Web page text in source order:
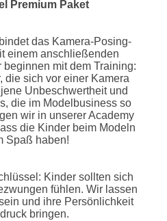
Premium Paket
das Kamera-Posing-
einem anschließenden
mit dem Training:
die sich vor einer Kamera
Unbeschwertheit und
die im Modelbusiness so
wir in unserer Academy
die Kinder beim Modeln
Spaß haben!
Kinder sollten sich
fühlen. Wir lassen
und ihre Persönlichkeit
bringen.